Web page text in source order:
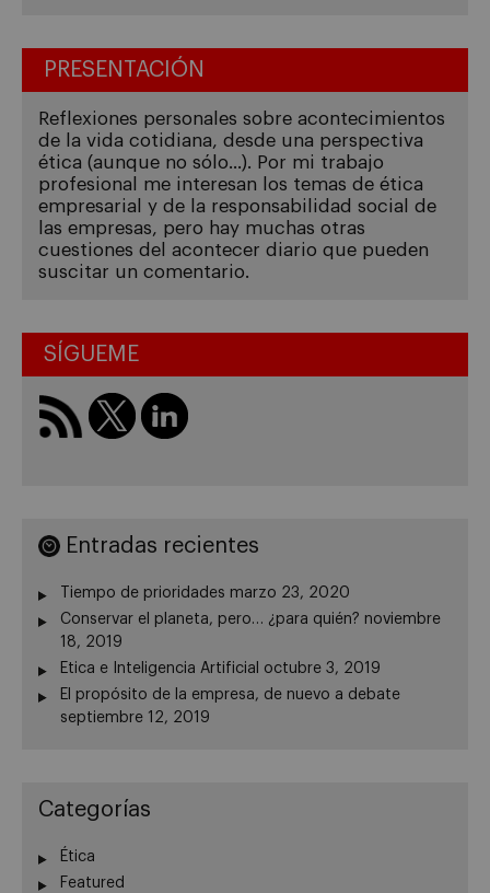
PRESENTACIÓN
Reflexiones personales sobre acontecimientos
de la vida cotidiana, desde una perspectiva
ética (aunque no sólo...). Por mi trabajo
profesional me interesan los temas de ética
empresarial y de la responsabilidad social de
las empresas, pero hay muchas otras
cuestiones del acontecer diario que pueden
suscitar un comentario.
SÍGUEME
Entradas recientes
Tiempo de prioridades marzo 23, 2020
Conservar el planeta, pero… ¿para quién? noviembre
18, 2019
Etica e Inteligencia Artificial
octubre 3, 2019
El propósito de la empresa, de nuevo a debate
septiembre 12, 2019
Categorías
Ética
Featured